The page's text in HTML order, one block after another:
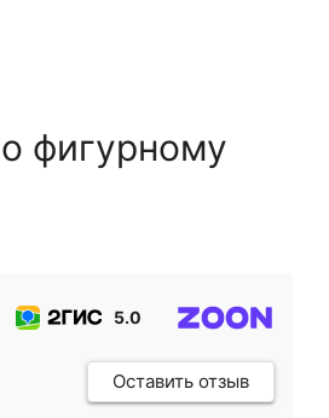
фигурному
5.0
Оставить отзыв